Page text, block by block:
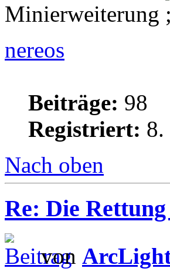
Minierweiterung
nereos
Beiträge: 98
Registriert: 8.
Nach oben
Re: Die
von